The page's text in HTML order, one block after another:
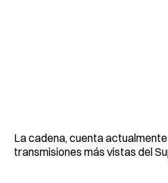
La cadena, cuenta
transmisiones más vistas del